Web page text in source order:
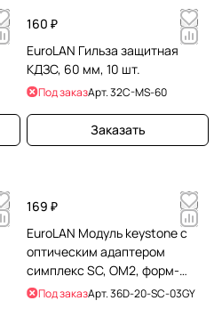
160 ₽
EuroLAN Гильза защитная
КДЗС, 60 мм, 10 шт.
Под заказАрт.32C-MS-60
Заказать
169 ₽
EuroLAN Модуль keystone с
оптическим адаптером
симплекс SC, OM2, форм-
фактор keystone белый,
Под заказАрт.36D-20-SC-03GY